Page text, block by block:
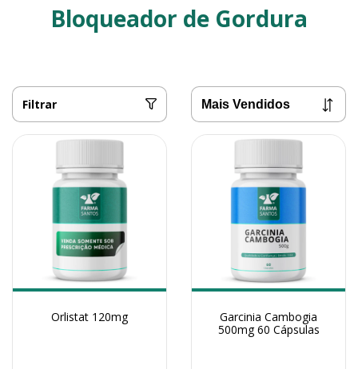
Bloqueador de Gordura
Filtrar
Orlistat 120mg
Garcinia Cambogia
500mg 60 Cápsulas